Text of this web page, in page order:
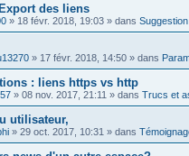
des liens
» 18 févr. 2018, 19:03 » dans
» 17 févr. 2018, 14:50 » dans
: liens https vs http
» 08 nov. 2017, 21:11 » dans Trucs et
utilisateur,
» 29 oct. 2017, 10:31 » dans